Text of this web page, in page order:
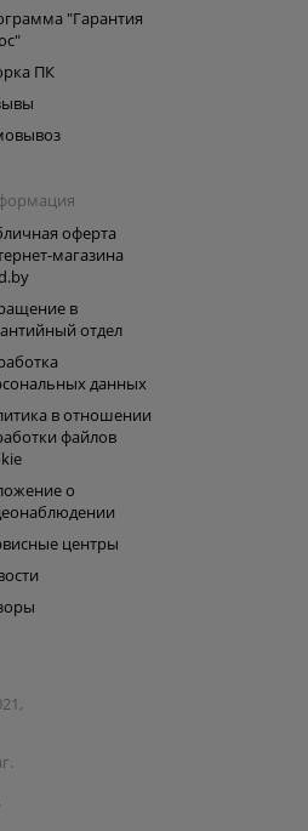
"Гарантия
ПК
оферта
магазина
в
отдел
данных
в отношении
файлов
о
центры